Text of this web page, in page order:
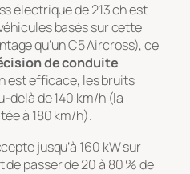
électrique de 213 ch est
basés sur cette
qu’un C5 Aircross), ce
de conduite
est efficace, les bruits
delà de 140 km/h (la
à 180 km/h).
jusqu’à 160 kW sur
passer de 20 à 80 % de